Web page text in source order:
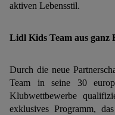
aktiven Lebensstil. ​
Lidl Kids Team aus ganz
​Durch die neue
Team in seine 30
Klubwettbewerbe
exklusives Programm,